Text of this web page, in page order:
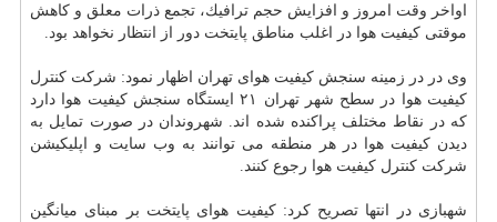
اواخر وقت امروز و افزایش حجم ترافیك، تجمع ذرات معلق و كاهش
موقتی كیفیت هوا در اغلب مناطق پایتخت دور از انتظار نخواهد بود.
وی در در زمینه سنجش كیفیت هوای تهران اظهار نمود: شركت كنترل
كیفیت هوا در سطح شهر تهران ۲۱ ایستگاه سنجش كیفیت هوا دارد
كه در نقاط مختلف پراكنده شده اند. شهروندان در صورت تمایل به
دیدن كیفیت هوا در هر منطقه می توانند به وب سایت و اپلیكیشن
شركت كنترل كیفیت هوا رجوع كنند.
شهبازی در انتها تصریح كرد: كیفیت هوای پایتخت بر مبنای میانگین